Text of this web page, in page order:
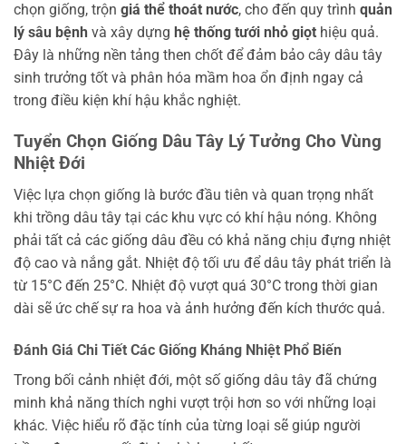
chọn giống, trộn giá thể thoát nước, cho đến quy trình quản
lý sâu bệnh và xây dựng hệ thống tưới nhỏ giọt hiệu quả.
Đây là những nền tảng then chốt để đảm bảo cây dâu tây
sinh trưởng tốt và phân hóa mầm hoa ổn định ngay cả
trong điều kiện khí hậu khắc nghiệt.
Tuyển Chọn Giống Dâu Tây Lý Tưởng Cho Vùng
Nhiệt Đới
Việc lựa chọn giống là bước đầu tiên và quan trọng nhất
khi trồng dâu tây tại các khu vực có khí hậu nóng. Không
phải tất cả các giống dâu đều có khả năng chịu đựng nhiệt
độ cao và nắng gắt. Nhiệt độ tối ưu để dâu tây phát triển là
từ 15°C đến 25°C. Nhiệt độ vượt quá 30°C trong thời gian
dài sẽ ức chế sự ra hoa và ảnh hưởng đến kích thước quả.
Đánh Giá Chi Tiết Các Giống Kháng Nhiệt Phổ Biến
Trong bối cảnh nhiệt đới, một số giống dâu tây đã chứng
minh khả năng thích nghi vượt trội hơn so với những loại
khác. Việc hiểu rõ đặc tính của từng loại sẽ giúp người